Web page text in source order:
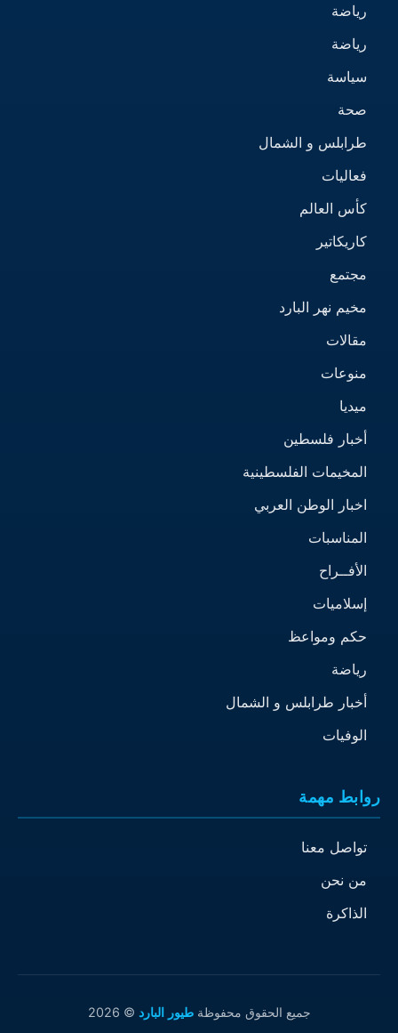
رياضة
رياضة
سياسة
صحة
طرابلس و الشمال
فعاليات
كأس العالم
كاريكاتير
مجتمع
مخيم نهر البارد
مقالات
منوعات
ميديا
أخبار فلسطين
المخيمات الفلسطينية
اخبار الوطن العربي
المناسبات
الأفــراح
إسلاميات
حكم ومواعظ
رياضة
أخبار طرابلس و الشمال
الوفيات
روابط مهمة
تواصل معنا
من نحن
الذاكرة
جميع الحقوق محفوظةطيور البارد © 2026